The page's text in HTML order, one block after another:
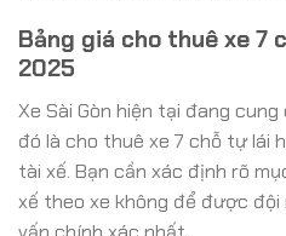
Bảng giá cho thuê xe 7
2025
Xe Sài Gòn hiện tại đang
đó là cho thuê xe 7 chỗ tự lái
tài xế. Bạn cần xác định rõ
xế theo xe không để được